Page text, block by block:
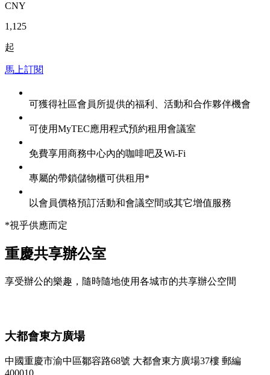
CNY
1,125
起
馬上訂閱
可獲得社區會員所提供的福利、活動和合作夥伴機會
可使用MyTEC應用程式預約租用會議室
免費享用商務中心內的咖啡吧及Wi-Fi
專屬的帶鎖儲物櫃可供租用*
以會員價格預訂活動和會議空間或其它增值服務
*視乎供應而定
重慶共享辦公室
享受辦公的樂趣，隨時隨地使用各城市的共享辦公空間
大都會東方廣場
中國重慶市渝中區鄒容路68號 大都會東方廣場37樓 郵編